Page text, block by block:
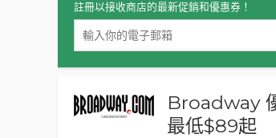
註冊以接收商店的最新促銷和優惠券！
Broadway
最低$89起